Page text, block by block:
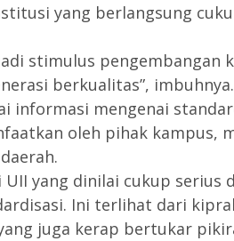
yang berlangsung
stimulus pengembangan
berkualitas”,
informasi mengenai
oleh pihak kampus,
yang dinilai cukup serius
Ini terlihat dari
juga kerap bertukar